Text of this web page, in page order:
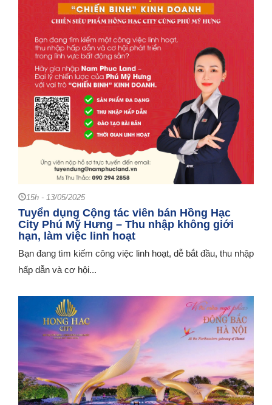
15h - 13/05/2025
Tuyển dụng Cộng tác viên bán Hồng Hạc
City Phú Mỹ Hưng – Thu nhập không giới
hạn, làm việc linh hoạt
Bạn đang tìm kiếm công việc linh hoạt, dễ bắt đầu, thu nhập
hấp dẫn và cơ hội...